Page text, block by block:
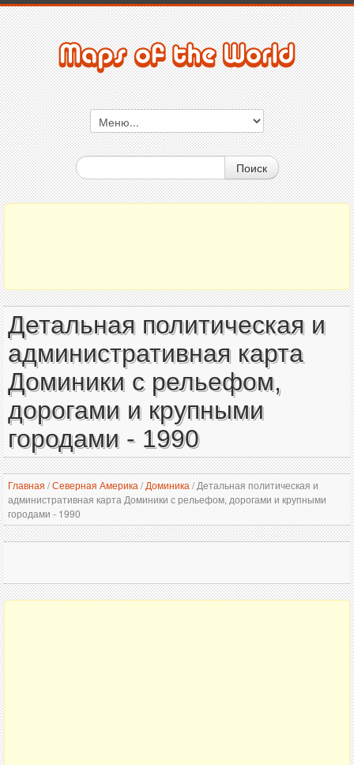
Поиск
Детальная политическая и
административная карта
Доминики с рельефом,
дорогами и крупными
городами - 1990
Главная /Северная Америка / Доминика /Детальная политическая и
административная карта Доминики с рельефом, дорогами и крупными
городами - 1990